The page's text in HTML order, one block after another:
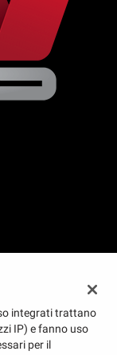
integrati trattano
IP) e fanno uso
per il